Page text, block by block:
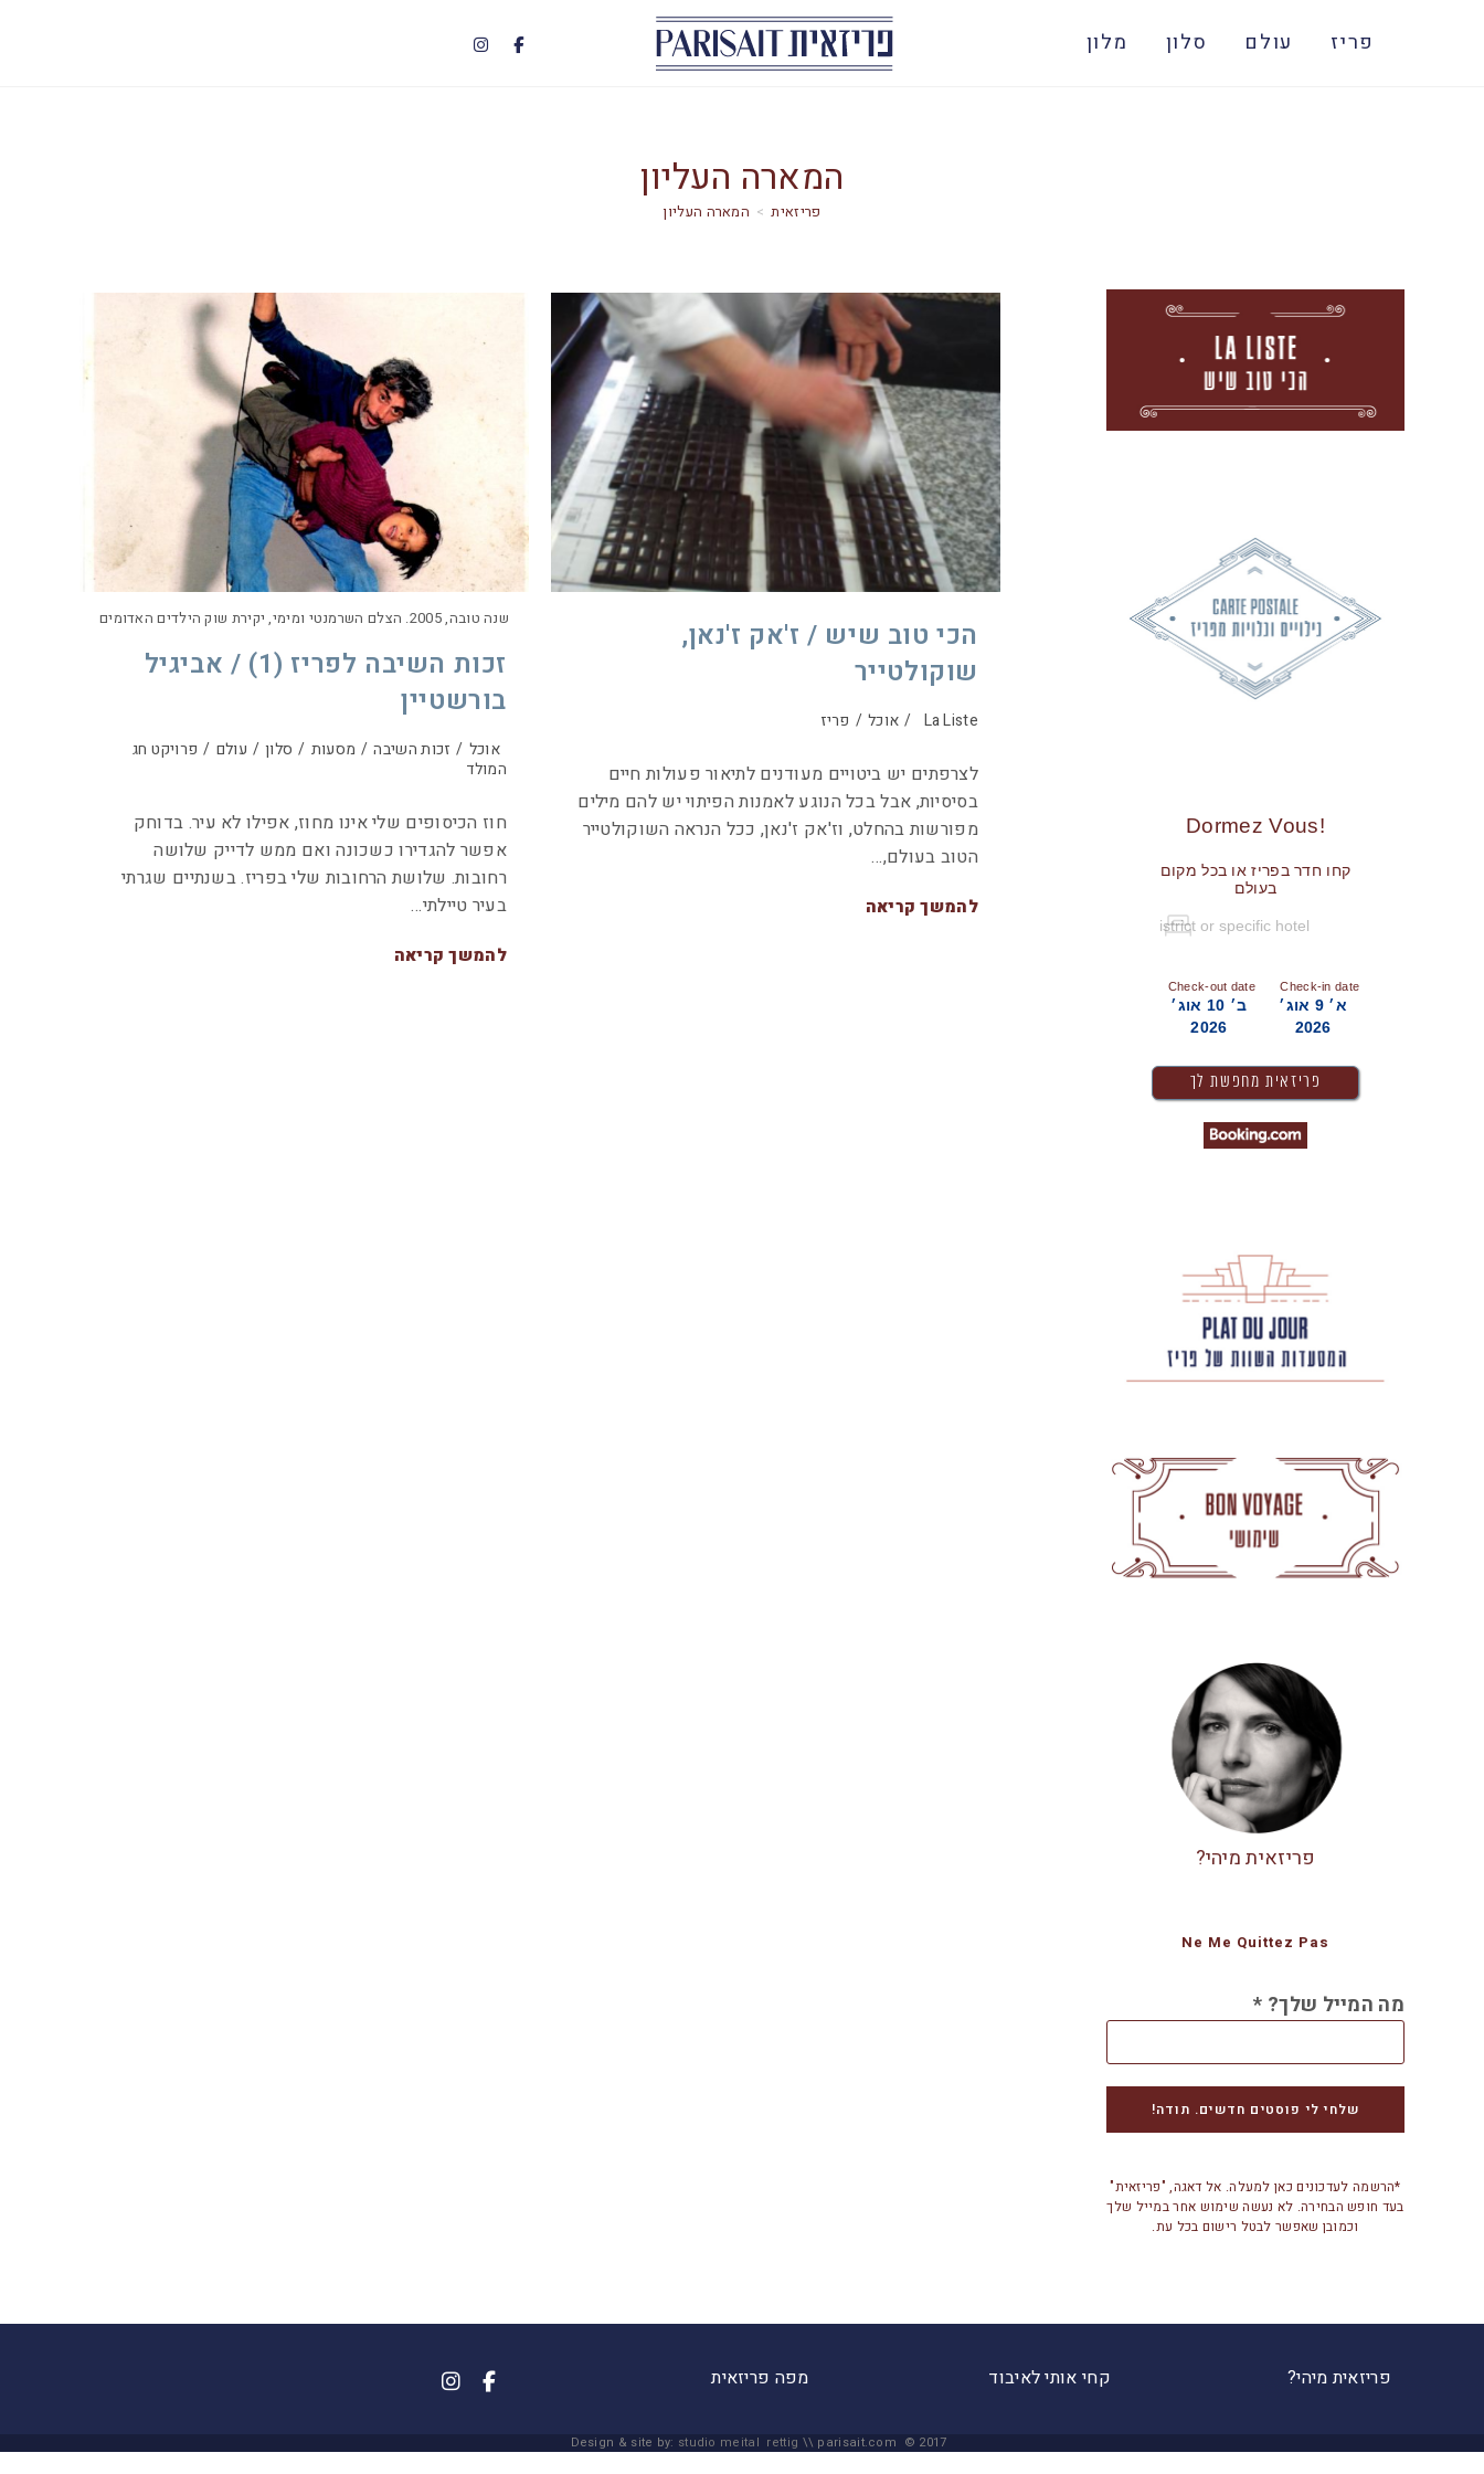
פריז עולם סלון מלון
המארה העליון
> המארה העליון
שנה טובה, 2005. הצלם השרמנטי ומימי, יקירת שוק הילדים האדומים
זכות השיבה לפריז (1) / אביגיל
בורשטיין
אוכל / זכות השיבה / מסעות / סלון / עולם / פרויקט חג
המולד
חוז הכיסופים שלי אינו מחוז, אפילו לא עיר. בדוחק
אפשר להגדירו כשכונה ואם ממש לדייק שלושה
רחובות. שלושת הרחובות שלי בפריז. בשנתיים שגרתי
בעיר טיילתי…
להמשך קריאה
הכי טוב שיש / ז'אק ז'נאן,
שוקולטייר
La Liste
/ אוכל / פריז
לצרפתים יש ביטויים מעודנים לתיאור פעולות חיים
בסיסיות, אבל בכל הנוגע לאמנות הפיתוי יש להם מילים
מפורשות בהחלט, וז'אק ז'נאן, ככל הנראה השוקולטייר
הטוב בעולם,…
להמשך קריאה
!Dormez Vous
קחו חדר בפריז או בכל מקום
בעולם
Check-in date
א׳ 9 אוג׳
2026
Check-out date
ב׳ 10 אוג׳
2026
פריזאית מיהי?
Ne Me Quittez Pas
מה המייל שלך? *
*הרשמה לעדכונים כאן למעלה. אל דאגה, "פריזאית"
בעד חופש הבחירה. לא נעשה שימוש אחר במייל שלך
וכמובן שאפשר לבטל רישום בכל עת.
פריזאית מיהי? קחי אותי לאיבוד מפה פריזאית
Design & site by: studio meital rettig \\ parisait.com © 2017